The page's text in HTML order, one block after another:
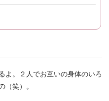
よ。２人でお互いの身体のいろ
（笑）。